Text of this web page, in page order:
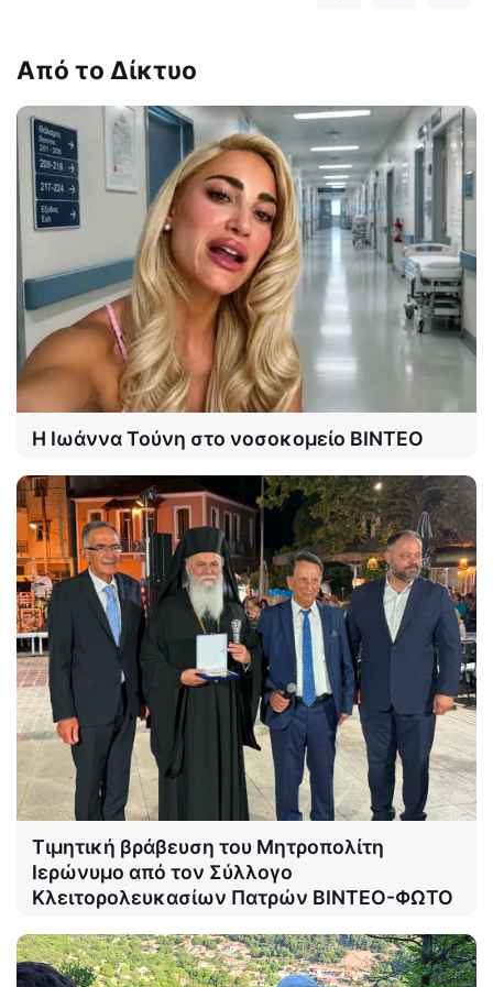
Από το Δίκτυο
Η Ιωάννα Τούνη στο νοσοκομείο ΒΙΝΤΕΟ
Τιμητική βράβευση του Μητροπολίτη
Ιερώνυμο από τον Σύλλογο
Κλειτορολευκασίων Πατρών ΒΙΝΤΕΟ-ΦΩΤΟ